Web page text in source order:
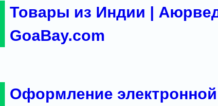
Товары из Индии |
GoaBay.com
Оформление электронной